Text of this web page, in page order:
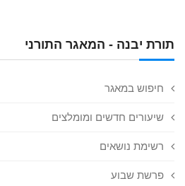
תורת יבנה - המאגר התורני
חיפוש במאגר
שיעורים חדשים ומומלצים
רשימת נושאים
פרשת שבוע